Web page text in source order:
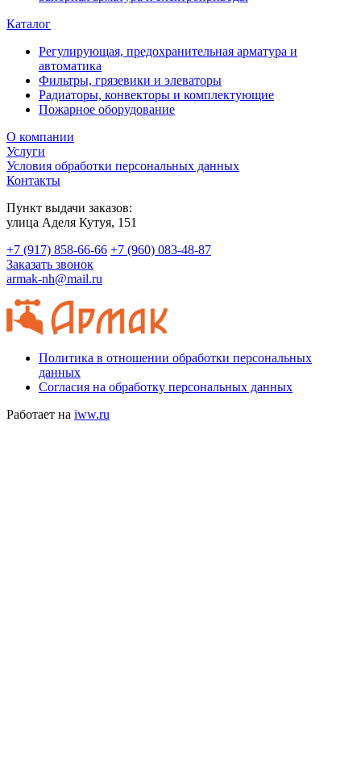
Каталог
Регулирующая, предохранительная арматура и
автоматика
Фильтры, грязевики и элеваторы
Радиаторы, конвекторы и комплектующие
Пожарное оборудование
О компании
Услуги
Условия обработки персональных данных
Контакты
Пункт выдачи заказов:
​улица Аделя Кутуя, 151
+7 (917) 858-66-66 +7 (960) 083-48-87
Заказать звонок
armak-nh@mail.ru
Политика в отношении обработки персональных
данных
Согласия на обработку персональных данных
Работает на iww.ru